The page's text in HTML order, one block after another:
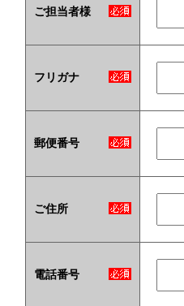
ご担当者様
フリガナ
郵便番号
ご住所
電話番号